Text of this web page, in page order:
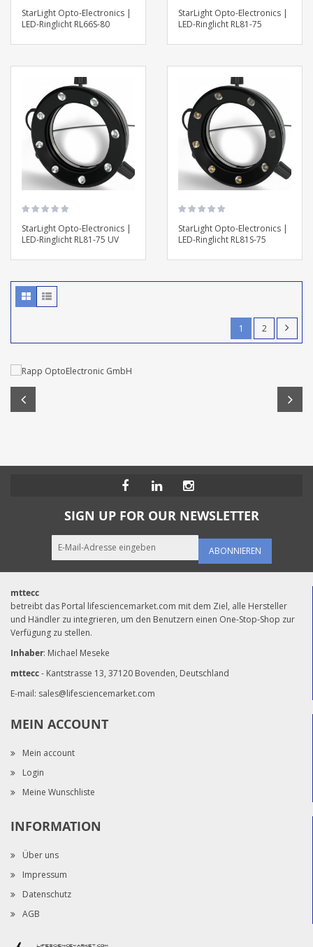
StarLight Opto-Electronics |
LED-Ringlicht RL66S-80
StarLight Opto-Electronics |
LED-Ringlicht RL81-75
StarLight Opto-Electronics |
LED-Ringlicht RL81-75 UV
StarLight Opto-Electronics |
LED-Ringlicht RL81S-75
1 2
SIGN UP FOR OUR NEWSLETTER
ABONNIEREN
mttecc
betreibt das Portal lifesciencemarket.com mit dem Ziel, alle Hersteller
und Händler zu integrieren, um den Benutzern einen One-Stop-Shop zur
Verfügung zu stellen.
Inhaber: Michael Meseke
mttecc- Kantstrasse 13, 37120 Bovenden, Deutschland
E-mail: sales@lifesciencemarket.com
MEIN ACCOUNT
Mein account
Login
Meine Wunschliste
INFORMATION
Über uns
Impressum
Datenschutz
AGB